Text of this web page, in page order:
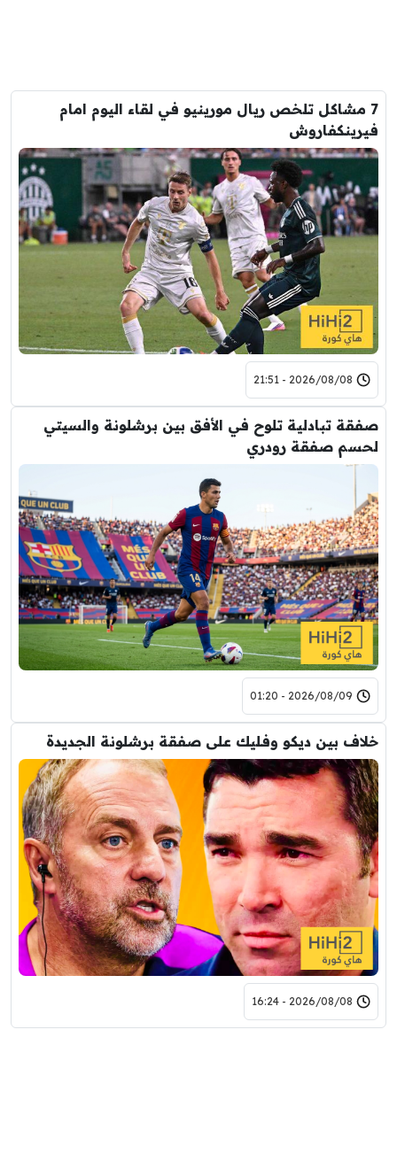
7 مشاكل تلخص ريال مورينيو في لقاء اليوم امام
فيرينكفاروش
2026/08/08 - 21:51
صفقة تبادلية تلوح في الأفق بين برشلونة والسيتي
لحسم صفقة رودري
2026/08/09 - 01:20
خلاف بين ديكو وفليك على صفقة برشلونة الجديدة
2026/08/08 - 16:24